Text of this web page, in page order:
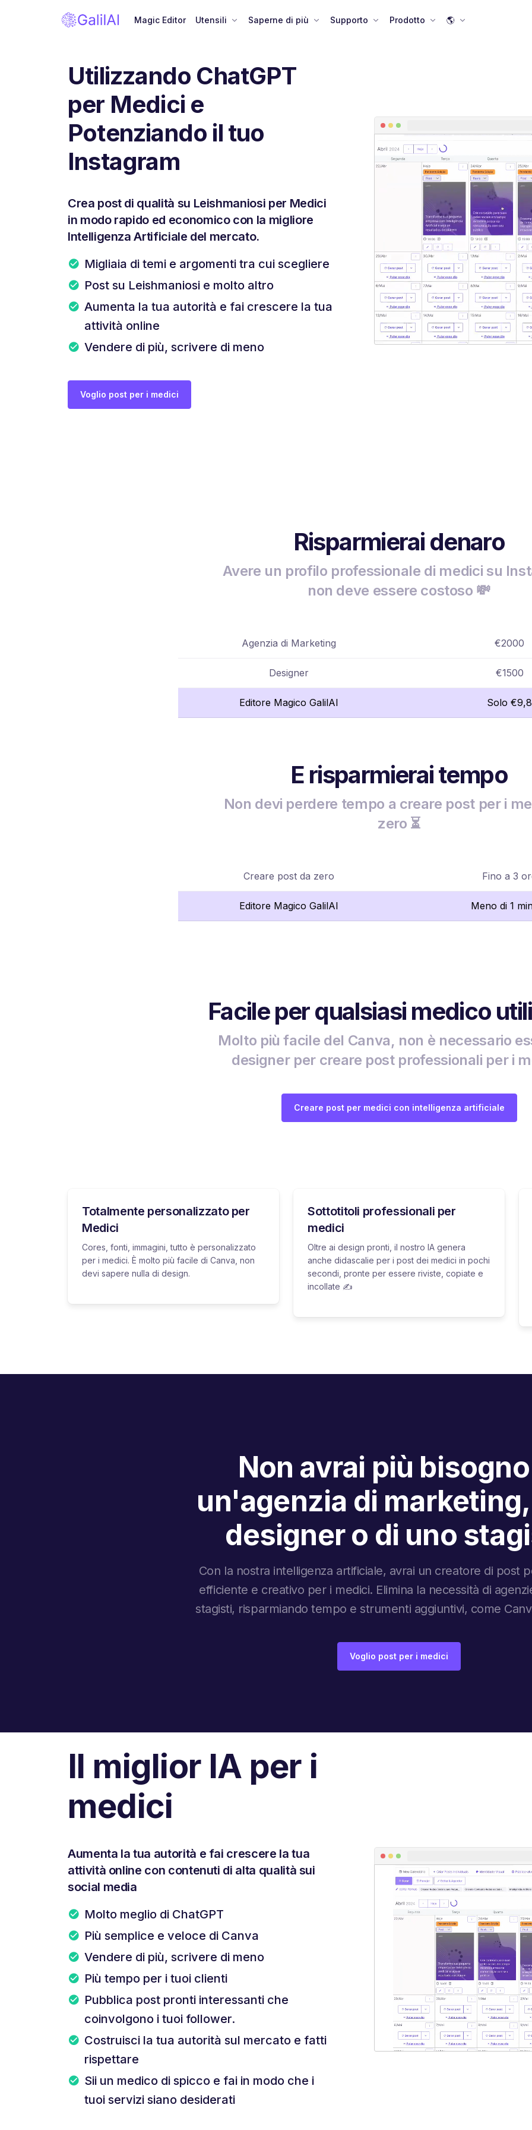
Magic Editor Utensili Saperne di più Supporto Prodotto 🌎
Utilizzando ChatGPT
per Medici e
Potenziando il tuo
Instagram
Crea post di qualità su Leishmaniosi per Medici
in modo rapido ed economico con la migliore
Intelligenza Artificiale del mercato.
Migliaia di temi e argomenti tra cui scegliere
Post su Leishmaniosi e molto altro
Aumenta la tua autorità e fai crescere la tua
attività online
Vendere di più, scrivere di meno
Voglio post per i medici
Risparmierai denaro
Avere un profilo professionale di medici su
non deve essere costoso 💸
Agenzia di Marketing €2000
Designer €1500
Editore Magico GalilAI Solo €9,8
E risparmierai tempo
Non devi perdere tempo a creare post per i
zero ⏳
Creare post da zero Fino a 3
Editore Magico GalilAI Meno di 1
Facile per qualsiasi medico
Molto più facile del Canva, non è necessario
designer per creare post professionali per i
Creare post per medici con intelligenza artificiale
Totalmente personalizzato per
Medici
Cores, fonti, immagini, tutto è personalizzato
per i medici. È molto più facile di Canva, non
devi sapere nulla di design.
Sottotitoli professionali per
medici
Oltre ai design pronti, il nostro IA genera
anche didascalie per i post dei medici in pochi
secondi, pronte per essere riviste, copiate e
incollate ✍️
Non avrai più
un'agenzia di
designer o di uno
Con la nostra intelligenza artificiale, avrai un creatore di post
efficiente e creativo per i medici. Elimina la necessità di
stagisti, risparmiando tempo e strumenti aggiuntivi, come
Voglio post per i medici
Il miglior IA per i
medici
Aumenta la tua autorità e fai crescere la tua
attività online con contenuti di alta qualità sui
social media
Molto meglio di ChatGPT
Più semplice e veloce di Canva
Vendere di più, scrivere di meno
Più tempo per i tuoi clienti
Pubblica post pronti interessanti che
coinvolgono i tuoi follower.
Costruisci la tua autorità sul mercato e fatti
rispettare
Sii un medico di spicco e fai in modo che i
tuoi servizi siano desiderati